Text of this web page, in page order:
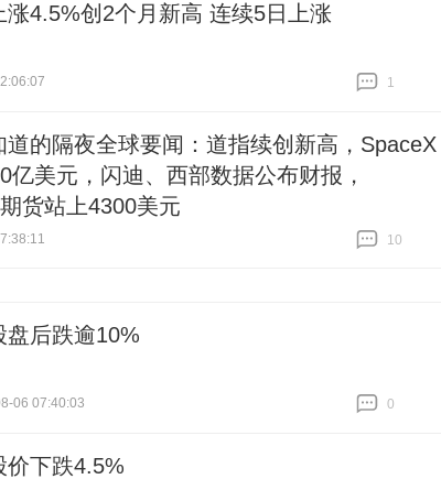
涨4.5%创2个月新高 连续5日上涨
1
道的隔夜全球要闻：道指续创新高，SpaceX
亿美元，闪迪、西部数据公布财报，
货站上4300美元
10
盘后跌逾10%
06 07:40:03
0
价下跌4.5%